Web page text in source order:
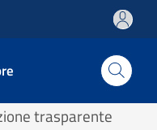
trasparente